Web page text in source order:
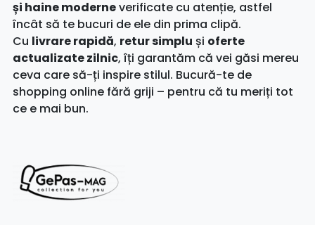
și haine moderneverificate cu atenție, astfel
încât să te bucuri de ele din prima clipă.
Cu livrare rapidă, retur simplu și oferte
actualizate zilnic, îți garantăm că vei găsi mereu
ceva care să-ți inspire stilul. Bucură-te de
shopping online fără griji – pentru că tu meriți tot
ce e mai bun.